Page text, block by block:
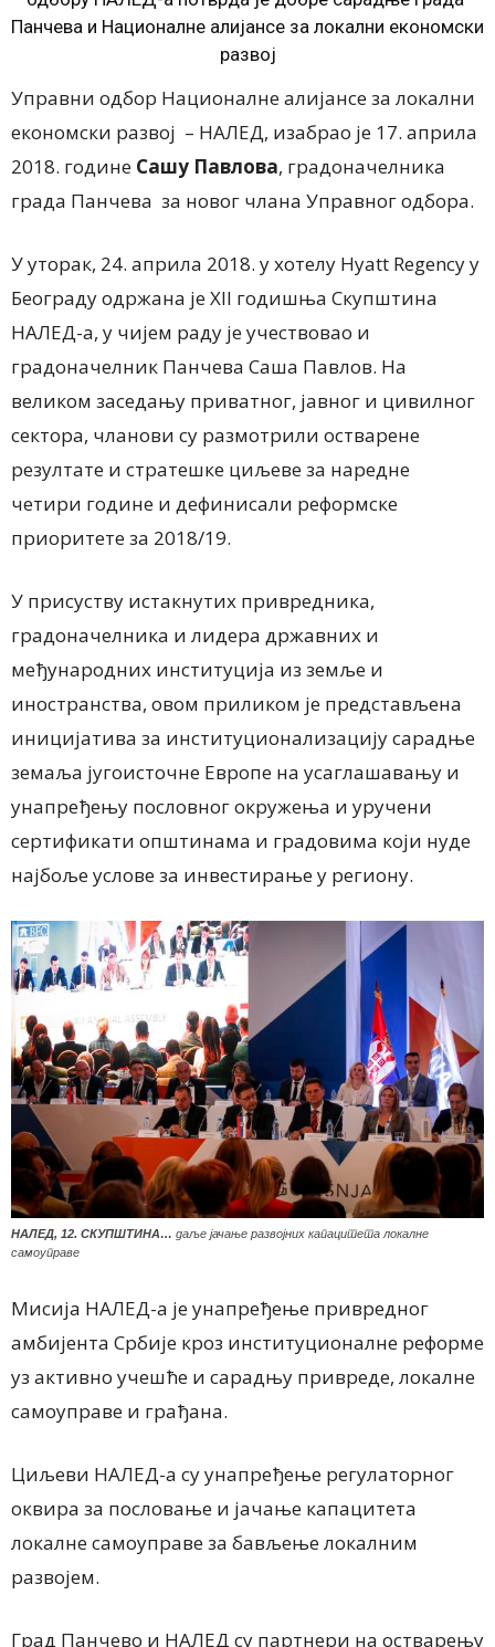
Панчева и Националне алијансе за локални економски
развој
Управни одбор Националне алијансе за локални
економски развој – НАЛЕД, изабрао је 17. априла
2018. године Сашу Павлова, градоначелника
града Панчева за новог члана Управног одбора.
У уторак, 24. априла 2018. у хотелу Hyatt Regency у
Београду одржана је XII годишња Скупштина
НАЛЕД-а, у чијем раду је учествовао и
градоначелник Панчева Саша Павлов. На
великом заседању приватног, јавног и цивилног
сектора, чланови су размотрили остварене
резултате и стратешке циљеве за наредне
четири године и дефинисали реформске
приоритете за 2018/19.
У присуству истакнутих привредника,
градоначелника и лидера државних и
међународних институција из земље и
иностранства, овом приликом је представљена
иницијатива за институционализацију сарадње
земаља југоисточне Европе на усаглашавању и
унапређењу пословног окружења и уручени
сертификати општинама и градовима који нуде
најбоље услове за инвестирање у региону.
НАЛЕД, 12. СКУПШТИНА… даље јачање развојних капацитета локалне
самоуправе
Мисија НАЛЕД-а је унапређење привредног
амбијента Србије кроз институционалне реформе
уз активно учешће и сарадњу привреде, локалне
самоуправе и грађана.
Циљеви НАЛЕД-а су унапређење регулаторног
оквира за пословање и јачање капацитета
локалне самоуправе за бављење локалним
развојем.
Град Панчево и НАЛЕД су партнери на остварењу